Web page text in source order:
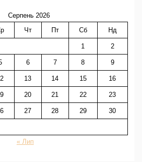
Серпень 2026
Чт Пт Сб Нд
1 2
6 7 8 9
13 14 15 16
20 21 22 23
27 28 29 30
« Лип